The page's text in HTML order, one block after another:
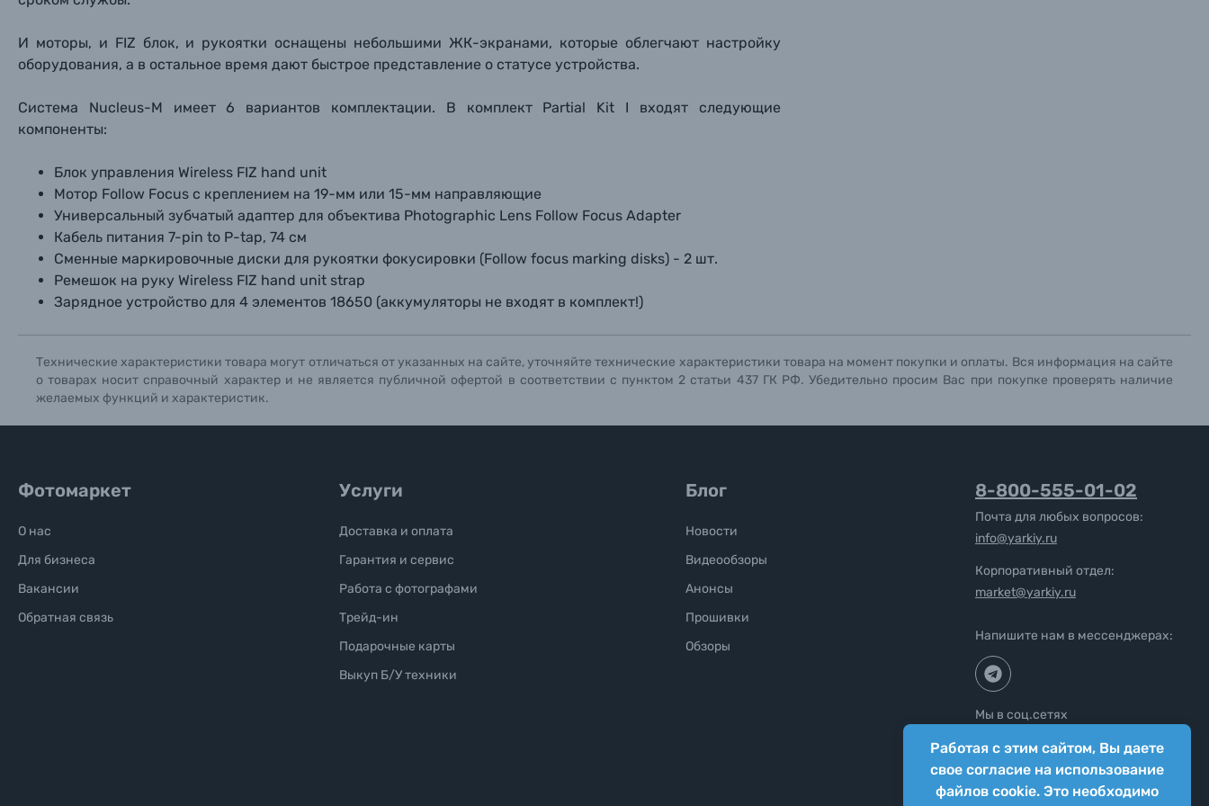
И моторы, и FIZ блок, и рукоятки оснащены небольшими ЖК-экранами, которые облегчают настройку
оборудования, а в остальное время дают быстрое представление о статусе устройства.
Система Nucleus-M имеет 6 вариантов комплектации. В комплект Partial Kit I входят следующие
компоненты:
Блок управления Wireless FIZ hand unit
Мотор Follow Focus с креплением на 19-мм или 15-мм направляющие
Универсальный зубчатый адаптер для объектива Photographic Lens Follow Focus Adapter
Кабель питания 7-pin to P-tap, 74 см
Сменные маркировочные диски для рукоятки фокусировки (Follow focus marking disks) - 2 шт.
Ремешок на руку Wireless FIZ hand unit strap
Зарядное устройство для 4 элементов 18650 (аккумуляторы не входят в комплект!)
Технические характеристики товара могут отличаться от указанных на сайте, уточняйте технические характеристики товара на момент покупки и оплаты. Вся информация на сайте
о товарах носит справочный характер и не является публичной офертой в соответствии с пунктом 2 статьи 437 ГК РФ. Убедительно просим Вас при покупке проверять наличие
желаемых функций и характеристик.
Работая с этим сайтом, Вы даете
свое согласие на использование
файлов cookie. Это необходимо
Фотомаркет
О нас
Для бизнеса
Вакансии
Обратная связь
Услуги
Доставка и оплата
Гарантия и сервис
Работа с фотографами
Трейд-ин
Подарочные карты
Выкуп Б/У техники
Блог
Новости
Видеообзоры
Анонсы
Прошивки
Обзоры
8-800-555-01-02
Почта для любых вопросов:
info@yarkiy.ru
Корпоративный отдел:
market@yarkiy.ru
Напишите нам в мессенджерах:
Мы в соц.сетях